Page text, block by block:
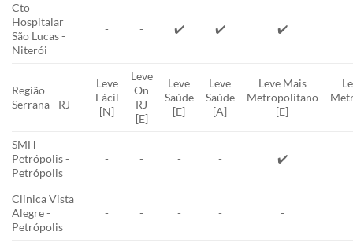
Cto
Hospitalar
São Lucas -
Niterói
- - ✔️ ✔️ ✔️
Região
Serrana - RJ
Leve
Fácil
[N]
Leve
On
RJ
[E]
Leve
Saúde
[E]
Leve
Saúde
[A]
Leve Mais
Metropolitano
[E]
SMH -
Petrópolis -
Petrópolis
- - - - ✔️
Clinica Vista
Alegre -
Petrópolis
- - - - -